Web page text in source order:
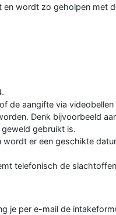
en wordt zo geholpen met
de aangifte via
Denk bijvoorbeeld
gebruikt is.
wordt er een geschikte
telefonisch de
je per e-mail de